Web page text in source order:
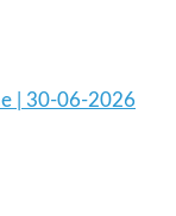
| 30-06-2026